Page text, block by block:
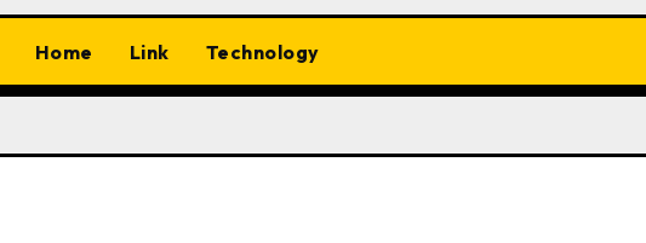
Home Link Technology